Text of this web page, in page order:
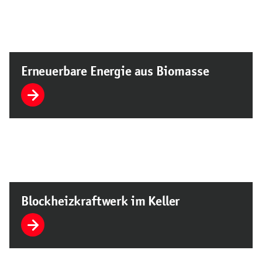
Erneuerbare Energie aus Biomasse
Blockheizkraftwerk im Keller